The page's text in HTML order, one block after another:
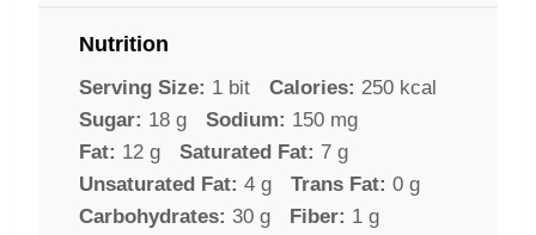
Nutrition
Serving Size: 1 bit Calories: 250 kcal
Sugar: 18 g Sodium: 150 mg
Fat: 12 g Saturated Fat: 7 g
Unsaturated Fat: 4 g Trans Fat: 0 g
Carbohydrates: 30 g Fiber: 1 g